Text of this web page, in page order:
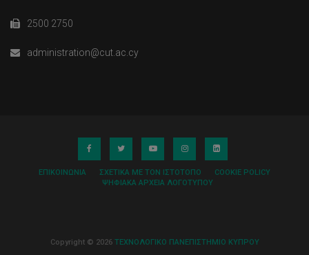
2500 2750
administration@cut.ac.cy
ΕΠΙΚΟΙΝΩΝΊΑ ΣΧΕΤΙΚΆ ΜΕ ΤΟΝ ΙΣΤΌΤΟΠΟ
COOKIE POLICY
ΨΗΦΙΑΚΆ ΑΡΧΕΊΑ ΛΟΓΌΤΥΠΟΥ
Copyright © 2026 ΤΕΧΝΟΛΟΓΙΚΟ ΠΑΝΕΠΙΣΤΗΜΙΟ ΚΥΠΡΟΥ